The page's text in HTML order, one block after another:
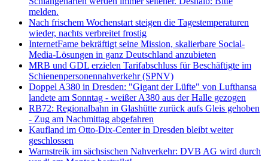
melden.
Nach frischem Wochenstart steigen die Tagestemperaturen
wieder, nachts verbreitet frostig
InternetFame bekräftigt seine Mission, skalierbare Social-
Media-Lösungen in ganz Deutschland anzubieten
MRB und GDL erzielen Tarifabschluss für Beschäftigte im
Schienenpersonennahverkehr (SPNV)
Doppel A380 in Dresden: "Gigant der Lüfte" von Lufthansa
landete am Sonntag - weißer A380 aus der Halle gezogen
RB72: Regionalbahn in Glashütte zurück aufs Gleis gehoben
- Zug am Nachmittag abgefahren
Kaufland im Otto-Dix-Center in Dresden bleibt weiter
geschlossen
Warnstreik im sächsischen Nahverkehr: DVB AG wird durch